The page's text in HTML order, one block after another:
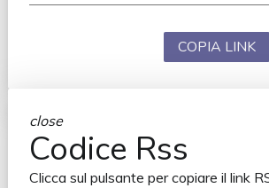
COPIA LINK
close
Codice Rss
Clicca sul pulsante per copiare il link